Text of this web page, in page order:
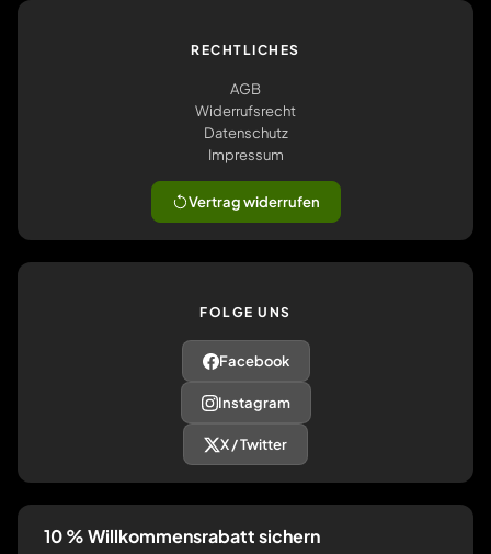
RECHTLICHES
AGB
Widerrufsrecht
Datenschutz
Impressum
Vertrag widerrufen
FOLGE UNS
Facebook
Instagram
X / Twitter
10 % Willkommensrabatt sichern